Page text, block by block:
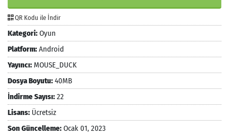
QR Kodu ile İndir
Kategori: Oyun
Platform: Android
Yayıncı: MOUSE_DUCK
Dosya Boyutu: 40MB
İndirme Sayısı: 22
Lisans: Ücretsiz
Son Güncelleme: Ocak 01, 2023